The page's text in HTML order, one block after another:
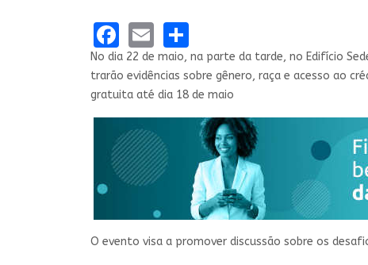
Facebook
Email
No dia 22 de maio, na parte da tarde, no Edifício
trarão evidências sobre gênero, raça e acesso ao
gratuita até dia 18 de maio
O evento visa a promover discussão sobre os